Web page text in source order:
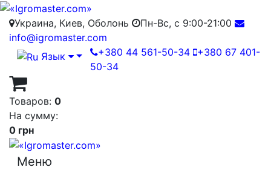
Украина, Киев, Оболонь
Пн-Вс, с 9:00-21:00
info@igromaster.com
Язык
+380 44 561-50-34 +380 67 401-
50-34
Товаров: 0
На сумму:
0 грн
Меню